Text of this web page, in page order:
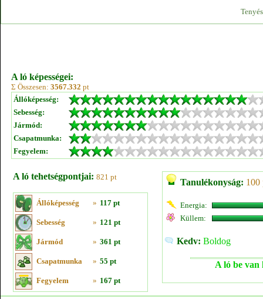
A ló képességei:
Σ Összesen: 3567.332 pt
Állóképesség:
Sebesség:
Jármód:
Csapatmunka:
Fegyelem:
A ló tehetségpontjai: 821 pt
Állóképesség » 117 pt
Sebesség » 121 pt
Jármód » 361 pt
Csapatmunka » 55 pt
Fegyelem » 167 pt
Tanulékonyság: 100
Energia:
Küllem:
Kedv: Boldog
A ló be van